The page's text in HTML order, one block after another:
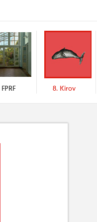
8. Kirov